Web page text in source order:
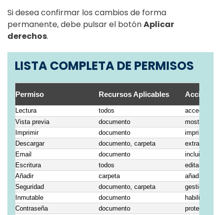
Si desea confirmar los cambios de forma
permanente, debe pulsar el botónAplicar
derechos.
LISTA COMPLETA DE PERMISOS
Permiso Recursos Aplicables Acciones
Lectura todos
acceder y
Vista previa
documento
mostrar en
Imprimir
documento
imprimir
Descargar
documento, carpeta
extraer
Email
documento
incluir el
Escritura
todos
editar
Añadir
carpeta
añadir
Seguridad
documento, carpeta
gestionar
Inmutable
documento
habilitar la
Contraseña
documento
proteger